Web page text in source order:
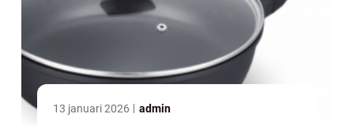
13 januari 2026 admin